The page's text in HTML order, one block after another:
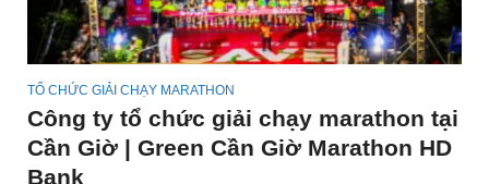
TỔ CHỨC GIẢI CHẠY MARATHON
Công ty tổ chức giải chạy marathon tại
Cần Giờ | Green Cần Giờ Marathon HD
Bank